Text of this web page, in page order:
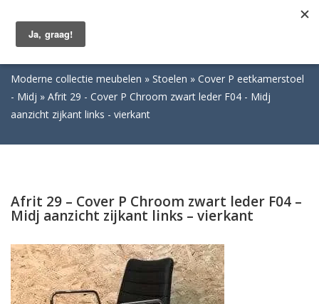
Moderne collectie meubelen Stoelen
Cover P eetkamerstoel
- Midj
Afrit 29 - Cover P Chroom zwart leder F04 - Midj
aanzicht zijkant links - vierkant
Afrit 29 – Cover P Chroom zwart leder F04 –
Midj aanzicht zijkant links – vierkant